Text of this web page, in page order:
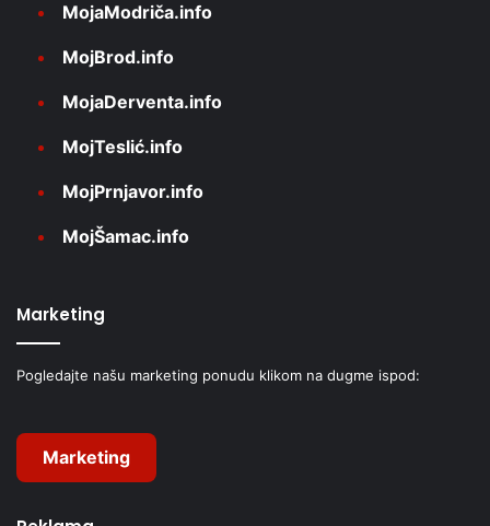
MojaModriča.info
MojBrod.info
MojaDerventa.info
MojTeslić.info
MojPrnjavor.info
MojŠamac.info
Marketing
Pogledajte našu marketing ponudu klikom na dugme ispod:
Marketing